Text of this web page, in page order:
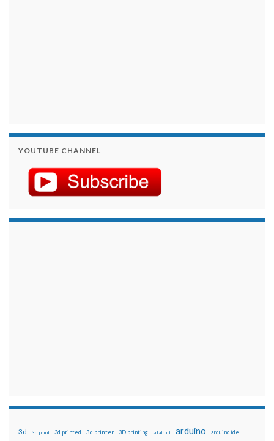
YOUTUBE CHANNEL
3d 3d print 3d printed 3d printer 3D printing adafruit arduino arduino ide